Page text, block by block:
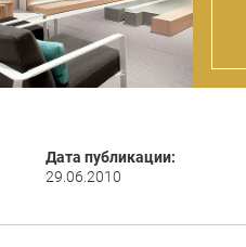
Дата публикации:
29.06.2010